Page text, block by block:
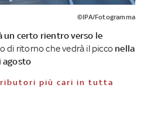
©IPA/Fotogramma
un certo rientro verso le
di ritorno che vedrà il picco nella
agosto